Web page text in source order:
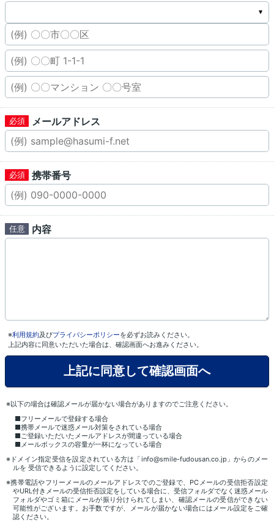
メールアドレス
携帯番号
内容
※利用規約及びプライバシーポリシーを必ずお読みください。
上記内容に同意いただいた場合は、確認画面へお進みください。
※以下の場合は確認メールが届かない場合がありますのでご注意ください。
■フリーメールで登録する場合
■携帯メールで迷惑メール対策をされている場合
■ご登録いただいたメールアドレスが間違っている場合
■メールボックスの容量が一杯になっている場合
※ドメイン指定受信を設定されている方は「info@smile-fudousan.co.jp」からのメー
ルを 受信できるように設定してください。
※携帯電話やフリーメールのメールアドレスでのご登録で、PCメールの受信拒否設定
やURL付きメールの受信拒否設定をしている場合に、受信フォルダでなく迷惑メール
フォルダやゴミ箱にメールが振り分けられてしまい、確認メールの受信ができない
可能性がございます。お手数ですが、メールが届かない場合にはメール設定をご確
認ください。